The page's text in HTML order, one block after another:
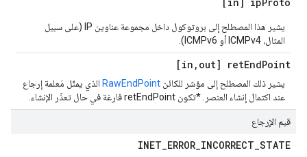
يشير هذا المصطلح إلى بروتوكول داخل مجموعة عناوين IP (على سبيل
المثال، ICMPv4 أو ICMPv6).
[in , out] retEndPoint
يشير ذلك المصطلح إلى مؤشر للكائن RawEndPoint الذي يمثّل مَعلمة إرجاع
عند اكتمال إنشاء العنصر. *تكون retEndPoint فارغة في حال تعذّر الإنشاء.
قيم الإرجاع
INET_ERROR_INCORRECT_STATE